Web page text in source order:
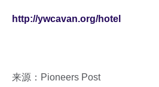
http://ywcavan.org/hotel
来源：Pioneers Post